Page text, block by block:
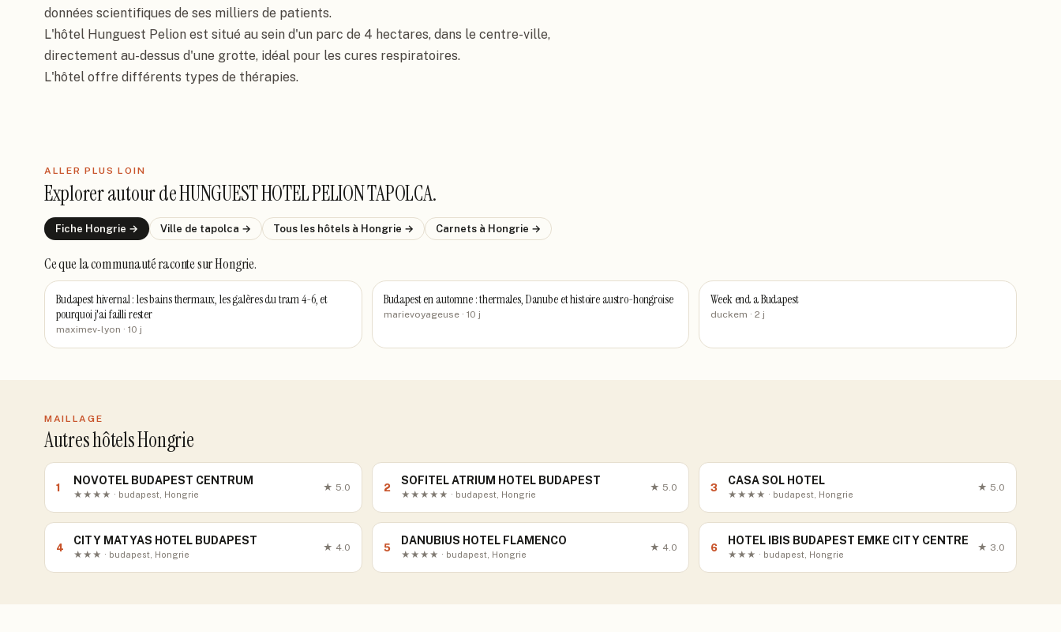
données scientifiques de ses milliers de patients.
L'hôtel Hunguest Pelion est situé au sein d'un parc de 4 hectares, dans le centre-ville,
directement au-dessus d'une grotte, idéal pour les cures respiratoires.
L'hôtel offre différents types de thérapies.
ALLER PLUS LOIN
Explorer autour deHUNGUEST HOTEL PELION TAPOLCA.
Fiche Hongrie → Ville de tapolca → Tous les hôtels à Hongrie → Carnets à Hongrie →
Ce que la communauté racontesur Hongrie.
Budapest hivernal : les bains thermaux, les galères du tram 4-6, et
pourquoi j'ai failli rester
maximev-lyon · 10 j
Budapest en automne : thermales, Danube et histoire austro-hongroise
marievoyageuse· 10 j
Week end a Budapest
duckem · 2 j
MAILLAGE
Autres hôtels Hongrie
1
NOVOTEL BUDAPEST CENTRUM
★★★★ · budapest, Hongrie
★ 5.0 2
SOFITEL ATRIUM HOTEL BUDAPEST
★★★★★ · budapest, Hongrie
★ 5.0 3
CASA SOL HOTEL
★★★★ · budapest, Hongrie
★ 5.0
4
CITY MATYAS HOTEL BUDAPEST
★★★ · budapest, Hongrie
★ 4.0 5
DANUBIUS HOTEL FLAMENCO
★★★★ · budapest, Hongrie
★ 4.0 6
HOTEL IBIS BUDAPEST EMKE CITY CENTRE
★★★ · budapest, Hongrie
★ 3.0